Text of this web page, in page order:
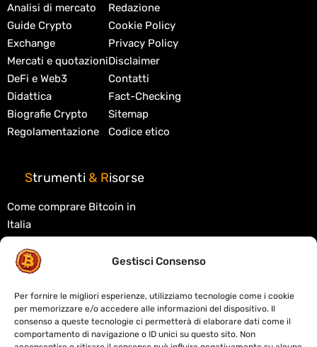
Gestisci Consenso
Per fornire le migliori esperienze, utilizziamo tecnologie come i cookie
per memorizzare e/o accedere alle informazioni del dispositivo. Il
consenso a queste tecnologie ci permetterà di elaborare dati come il
comportamento di navigazione o ID unici su questo sito. Non
Analisi di mercato
Guide Crypto
Exchange
Mercati e quotazioni
DeFi e Web3
Didattica
Biografie Crypto
Regolamentazione
Redazione
Cookie Policy
Privacy Policy
Disclaimer
Contatti
Fact-Checking
Sitemap
Codice etico
Strumenti & Risorse
Come comprare Bitcoin in
Italia
Migliori exchange crypto
Migliori wallet crypto
Tasse criptovalute in Italia
Cos'è la blockchain